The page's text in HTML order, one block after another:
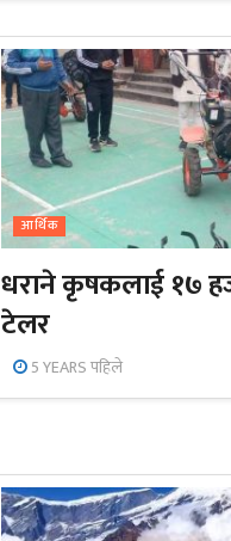
आर्थिक
धराने कृषकलाई १७
टेलर
5 YEARS पहिले